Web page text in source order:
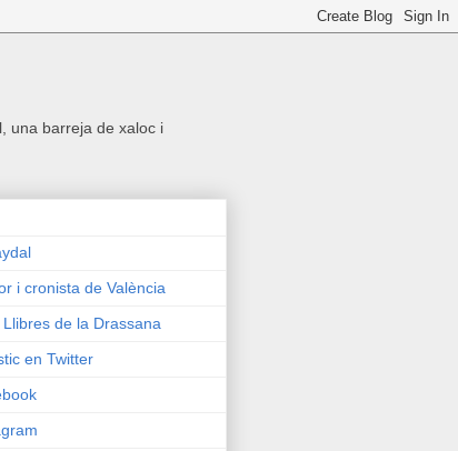
una barreja de xaloc i
i cronista de València
Llibres de la Drassana
en Twitter